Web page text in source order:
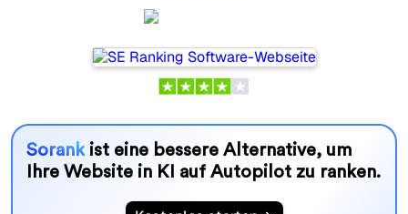
Sorankist eine bessere Alternative, um
Ihre Website in KI auf Autopilot zu ranken.